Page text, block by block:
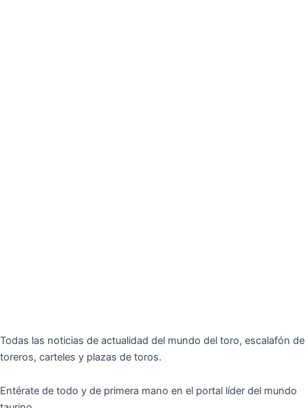
Todas las noticias de actualidad del mundo del toro, escalafón de
toreros, carteles y plazas de toros.
Entérate de todo y de primera mano en el portal líder del mundo